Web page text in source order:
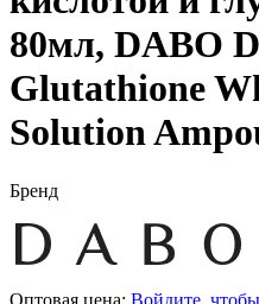
80мл, DABO
Glutathione
Solution
Бренд
Оптовая цена: Войдите,